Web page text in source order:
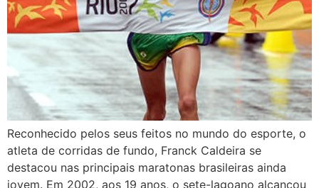
Reconhecido pelos seus feitos no mundo do esporte, o
atleta de corridas de fundo, Franck Caldeira se
destacou nas principais maratonas brasileiras ainda
jovem. Em 2002, aos 19 anos, o sete-lagoano alcançou